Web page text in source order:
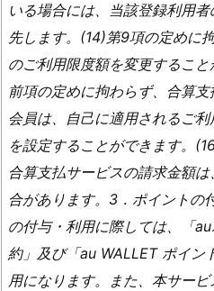
いる場合には、当該登録利用
先します。(14)第9項の定めに
のご利用限度額を変更するこ
前項の定めに拘わらず、合算
会員は、自己に適用されるご
を設定することができます。
合算支払サービスの請求金額
合があります。3．ポイントの
の付与・利用に際しては、「
約」及び「au WALLET ポイン
用になります。また、本サー